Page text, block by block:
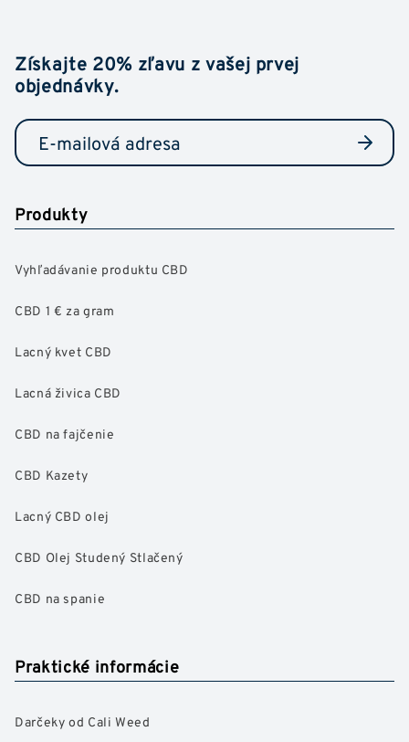
Získajte 20% zľavu z vašej prvej
objednávky.
Produkty
Vyhľadávanie produktu CBD
CBD 1 € za gram
Lacný kvet CBD
Lacná živica CBD
CBD na fajčenie
CBD Kazety
Lacný CBD olej
CBD Olej Studený Stlačený
CBD na spanie
Praktické informácie
Darčeky od Cali Weed